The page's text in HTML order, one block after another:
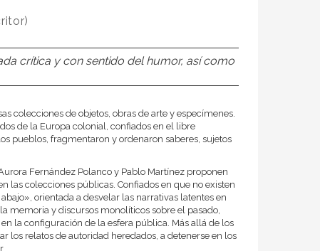
crítica y con sentido del humor, así como
colecciones de objetos, obras de arte y especímenes.
de la Europa colonial, confiados en el libre
pueblos, fragmentaron y ordenaron saberes, sujetos
Fernández Polanco y Pablo Martínez proponen
las colecciones públicas. Confiados en que no existen
orientada a desvelar las narrativas latentes en
memoria y discursos monolíticos sobre el pasado,
la configuración de la esfera pública. Más allá de los
los relatos de autoridad heredados, a detenerse en los